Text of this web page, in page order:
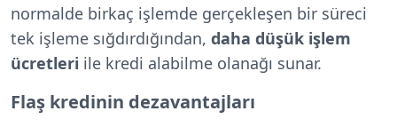
normalde birkaç işlemde gerçekleşen bir süreci
tek işleme sığdırdığından, daha düşük işlem
ücretleri ile kredi alabilme olanağı sunar.
Flaş kredinin dezavantajları